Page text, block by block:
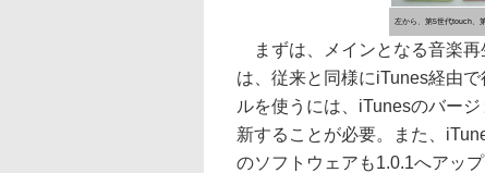
左から、第5世代touch、
まずは、メインとなる音楽再
は、従来と同様にiTunes経由
ルを使うには、iTunesのバー
新することが必要。また、
のソフトウェアも1.0.1へアッ